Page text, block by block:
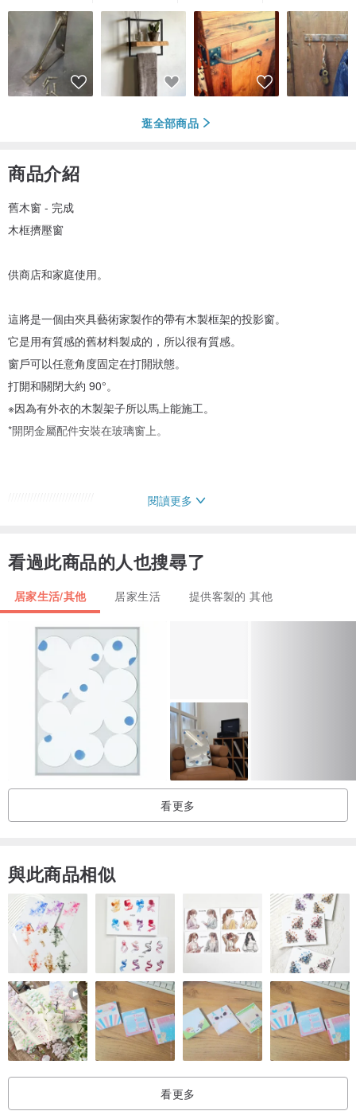
逛全部商品
商品介紹
舊木窗 - 完成
木框擠壓窗
供商店和家庭使用。
這將是一個由夾具藝術家製作的帶有木製框架的投影窗。
它是用有質感的舊材料製成的，所以很有質感。
窗戶可以任意角度固定在打開狀態。
打開和關閉大約 90°。
※因為有外衣的木製架子所以馬上能施工。
*開閉金屬配件安裝在玻璃窗上。
產品：OWW-DB
（玻璃窗）
H（垂直）：400mm
寬（水平）：500mm
T（厚度）：35mm
（木框外形尺寸）
H（垂直）：480mm
寬（水平）：580mm
D（深度）：120mm
（所有尺寸均為近似值）
安排內容：外木架、玻璃窗、開閉金屬零件
◆對故障預防的重要要求 ・請事先理解之後考慮。 ◆
*此外，可以為您的家庭或商店訂購。 （單獨報價）
* 可以電話諮詢施工。
* 確認付款後，將在大約 28 至 35 天內發貨，不包括簡介中描述的無
法發貨日期。 （擴展名可能會根據情況而改變。）
我們的目標是儘早發貨，但由於這是一個定制產品，如果您在理解的
情況下考慮它，我們將不勝感激。
*作品的木頭上可能有小划痕或痕跡。
*我們不接受收到訂單後的退貨。
閱讀更多
看過此商品的人也搜尋了
居家生活/其他 居家生活 提供客製的 其他
看更多
與此商品相似
看更多